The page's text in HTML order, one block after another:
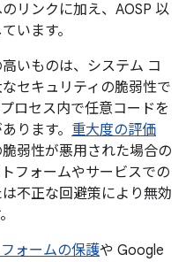
リンクに加え、AOSP 以
います。
いものは、システム コ
セキュリティの脆弱性で
ロセス内で任意コードを
ります。 重大度の評価
弱性が悪用された場合の
フォームやサービスでの
不正な回避策により無効
ォームの保護や Google